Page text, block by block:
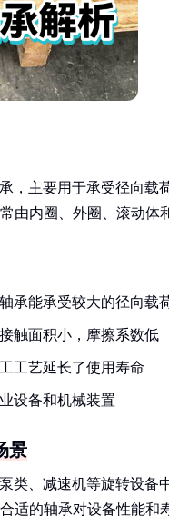
，主要用于承受径向
由内圈、外圈、滚动体
承能承受较大的径向载
触面积小，摩擦系数低
工艺延长了使用寿命
设备和机械装置
景
类、减速机等旋转设
适的轴承对设备性能和